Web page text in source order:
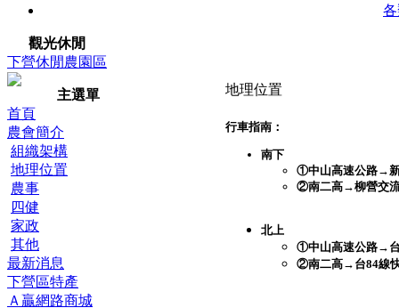
觀光休閒
下營休閒農園區
主選單
首頁
農會簡介
組織架構
地理位置
農事
四健
家政
其他
最新消息
下營區特產
Ａ贏網路商城
地理位置
行車指南：
南下
①中山高速公路→
②南二高→柳營交
北上
①中山高速公路→
②南二高→台84線